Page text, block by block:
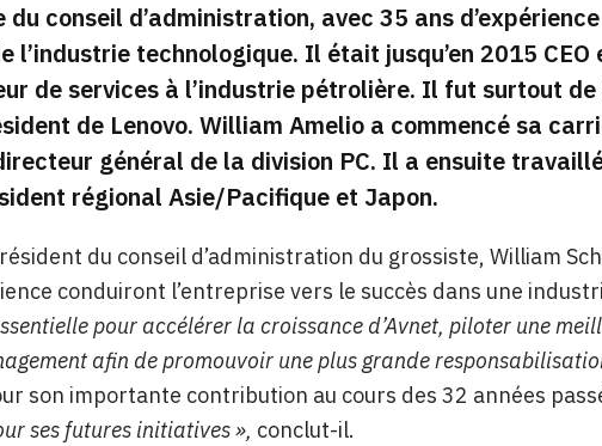
conseil d’administration, avec 35 ans
l’industrie technologique. Il était jusqu’en 2015
de services à l’industrie pétrolière. Il fut surtout
de Lenovo. William Amelio a commencé sa
général de la division PC. Il a ensuite
régional Asie/Pacifique et Japon.
du conseil d’administration du grossiste, William
conduiront l’entreprise vers le succès dans une
pour accélérer la croissance d’Avnet, piloter une
afin de promouvoir une plus grande
son importante contribution au cours des 32 années
ses futures initiatives », conclut-il.